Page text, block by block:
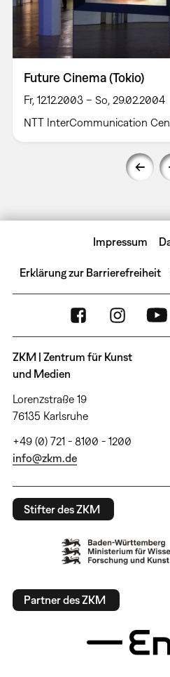
Future Cinema (Tokio)
Fr, 12.12.2003 – So, 29.02.2004
NTT InterCommunication
Impressum
Erklärung zur Barrierefreiheit
ZKM | Zentrum für Kunst
und Medien
Lorenzstraße 19
76135 Karlsruhe
+49 (0) 721 - 8100 - 1200
info@zkm.de
Stifter des ZKM
Partner des ZKM